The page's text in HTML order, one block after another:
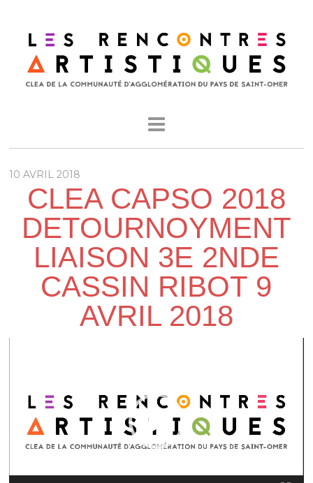
10 AVRIL 2018
CLEA CAPSO 2018
DETOURNOYMENT
LIAISON 3E 2NDE
CASSIN RIBOT 9
AVRIL 2018